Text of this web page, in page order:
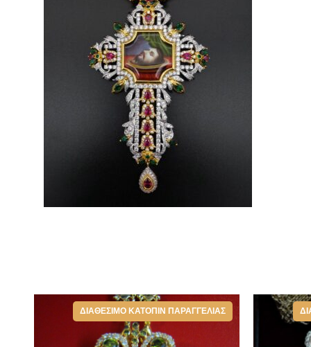
ΔΙΑΘΈΣΙΜΟ ΚΑΤΌΠΙΝ ΠΑΡΑΓΓΕΛΊΑΣ